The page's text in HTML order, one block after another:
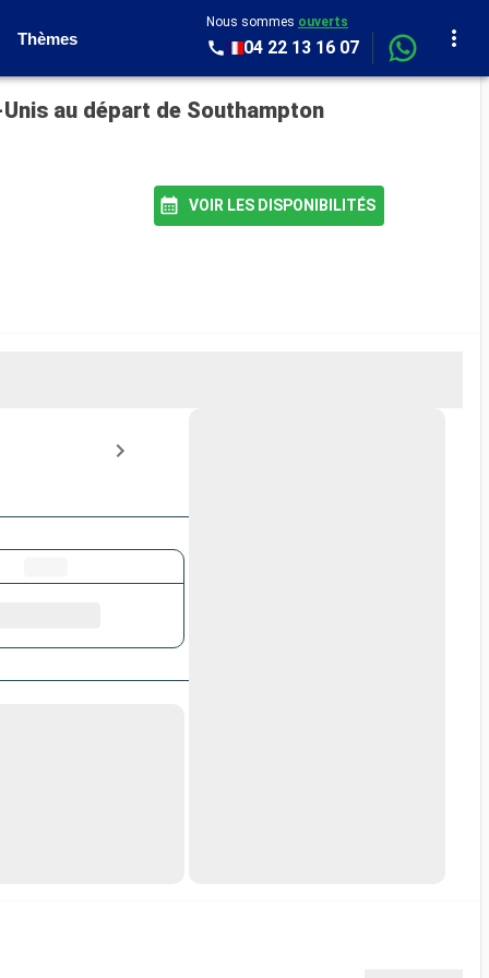
Thèmes
Nous sommes ouverts
04 22 13 16 07
au départ de Southampton
VOIR LES DISPONIBILITÉS